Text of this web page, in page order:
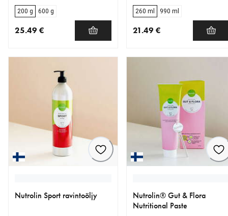
200 g 600 g
25.49 €
260 ml 990 ml
21.49 €
Nutrolin Sport ravintoöljy
Nutrolin® Gut & Flora
Nutritional Paste